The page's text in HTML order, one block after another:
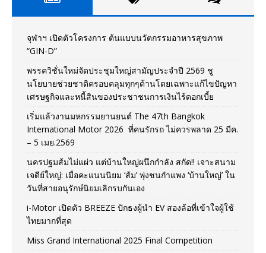
จุฬาฯ เปิดตัวโครงการ ต้นแบบนวัตกรรมอาหารสุขภาพ
“GIN-D”
พรรควิชั่นใหม่จัดประชุมใหญ่สามัญประจำปี 2569 ชู
นโยบายช่วยชาติครอบคลุมทุกๆด้านโดยเฉพาะแก้ไขปัญหา
เศรษฐกิจและหนี้สินของประชาชนการเงินไร้ดอกเบี้ย
เริ่มแล้วงานมหกรรมยานยนต์ The 47th Bangkok
International Motor 2026 ที่คนรักรถ ไม่ควรพลาด 25 มีค.
– 5 เมย.2569
นครปฐมส้มไม่แผ่ว แต่บ้านใหญ่ผนึกกำลัง สกัด!! เจาะสนาม
เจดีย์ใหญ่: เมื่อคะแนนนิยม ‘ส้ม’ พุ่งชนกำแพง ‘บ้านใหญ่’ ใน
วันที่สายอนุรักษ์นิยมเลิกรบกันเอง
i-Motor เปิดตัว BREEZE ปักธงผู้นำ EV สองล้อที่เข้าใจผู้ใช้
ไทยมากที่สุด
Miss Grand International 2025 Final Competition